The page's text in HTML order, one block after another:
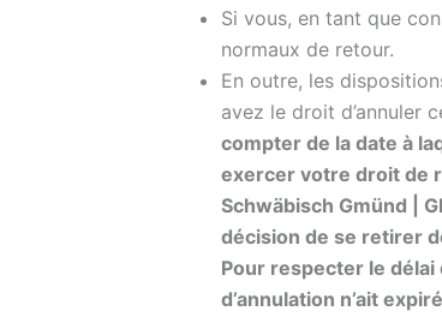
Si vous, en tant que
normaux de retour.
En outre, les
avez le droit d’annuler
compter de la date à
exercer votre droit de
Schwäbisch Gmünd |
décision de se retirer
Pour respecter le délai
d’annulation n’ait